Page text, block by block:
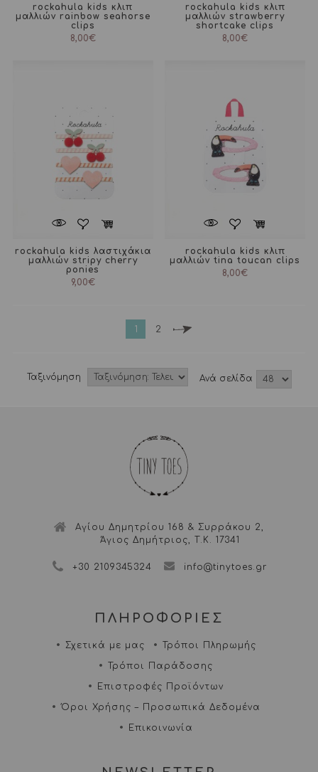
rockahula kids κλιπ
μαλλιών rainbow seahorse
clips
8,00€
rockahula kids κλιπ
μαλλιών strawberry
shortcake clips
8,00€
rockahula kids λαστιχάκια
μαλλιών stripy cherry
ponies
9,00€
rockahula kids κλιπ
μαλλιών tina toucan clips
8,00€
1 2
Ταξινόμηση Aνά σελίδα
Αγίου Δημητρίου 168 & Συρράκου 2,
Άγιος Δημήτριος, Τ.Κ. 17341
+30 2109345324 info@tinytoes.gr
ΠΛΗΡΟΦΟΡΙΕΣ
Σχετικά με μας Τρόποι Πληρωμής
Τρόποι Παράδοσης
Επιστροφές Προϊόντων
Όροι Χρήσης – Προσωπικά Δεδομένα
Επικοινωνία